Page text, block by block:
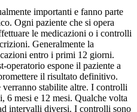
importanti e fanno parte
Ogni paziente che si opera
le medicazioni o i controlli
Generalmente la
entro i primi 12 giorni.
operatorio espone il paziente a
il risultato definitivo.
verranno stabilite altre. I controlli
6 mesi e 12 mesi. Qualche volta
intervalli diversi. I controlli sono